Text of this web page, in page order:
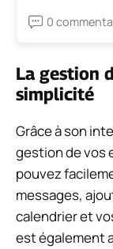
0
La gestion
simplicité
Grâce à son
gestion de vos
pouvez
messages,
calendrier et
est également